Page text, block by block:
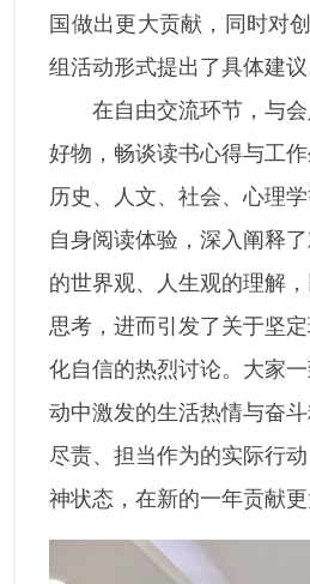
国做出更大贡献，同时对
组活动形式提出了具体建议
在自由交流环节，与会
好物，畅谈读书心得与工
历史、人文、社会、心理
自身阅读体验，深入阐释
的世界观、人生观的理解
思考，进而引发了关于坚
化自信的热烈讨论。大家
动中激发的生活热情与奋
尽责、担当作为的实际行
神状态，在新的一年贡献更